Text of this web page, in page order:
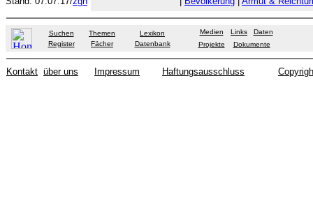
Suchen Themen
Lexikon
Register
Fächer Datenbank
Medien Links
Daten
Projekte
Dokumente
Kontakt über uns Impressum Haftungsausschluss